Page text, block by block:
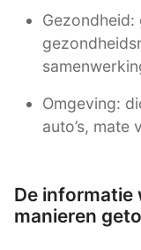
Gezondheid:
Omgeving:
auto’s, mate
De informatie
manieren